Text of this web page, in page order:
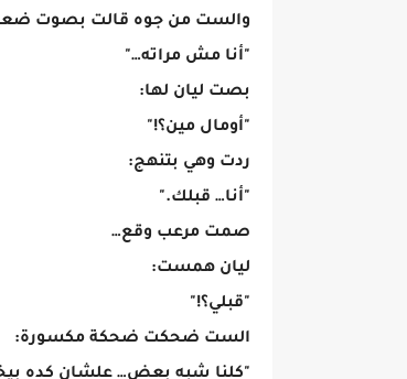
والست من جوه قالت بصوت
"أنا مش مراته…"
بصت ليان لها:
"أومال مين؟!"
ردت وهي بتنهج:
"أنا… قبلك."
صمت مرعب وقع…
ليان همست:
"قبلي؟!"
الست ضحكت ضحكة مكسورة:
"كلنا شبه بعض… علشان كده